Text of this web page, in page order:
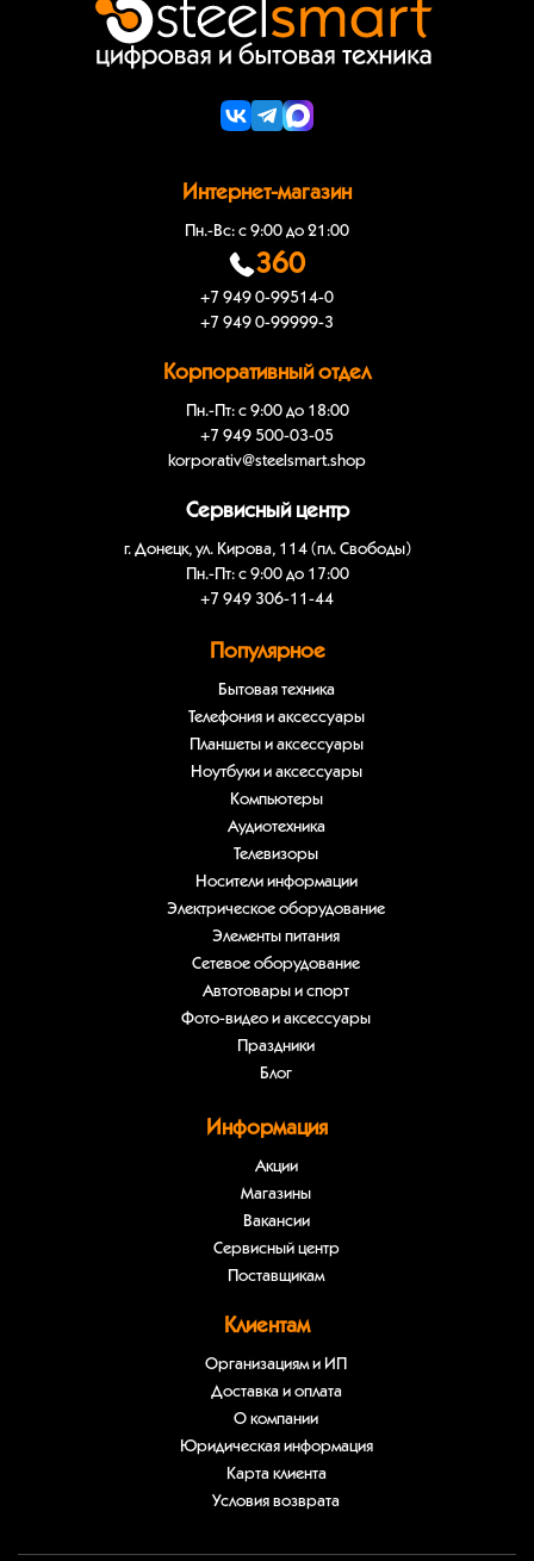
Интернет-магазин
Пн.-Вс: с 9:00 до 21:00
360
+7 949 0-99514-0
+7 949 0-99999-3
Корпоративный отдел
Пн.-Пт: с 9:00 до 18:00
+7 949 500-03-05
korporativ@steelsmart.shop
Сервисный центр
г. Донецк, ул. Кирова, 114 (пл. Свободы)
Пн.-Пт: с 9:00 до 17:00
+7 949 306-11-44
Популярное
Бытовая техника
Телефония и аксессуары
Планшеты и аксессуары
Ноутбуки и аксессуары
Компьютеры
Аудиотехника
Телевизоры
Носители информации
Электрическое оборудование
Элементы питания
Сетевое оборудование
Автотовары и спорт
Фото-видео и аксессуары
Праздники
Блог
Информация
Акции
Магазины
Вакансии
Сервисный центр
Поставщикам
Клиентам
Организациям и ИП
Доставка и оплата
О компании
Юридическая информация
Карта клиента
Условия возврата